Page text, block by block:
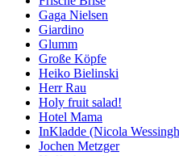
Gaga Nielsen
Giardino
Glumm
Große Köpfe
Heiko Bielinski
Herr Rau
Holy fruit salad!
Hotel Mama
InKladde (Nicola
Jochen Metzger